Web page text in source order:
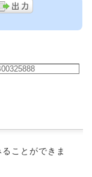
ことができま